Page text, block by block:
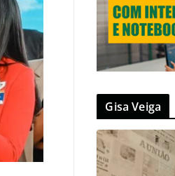
Gisa Veiga